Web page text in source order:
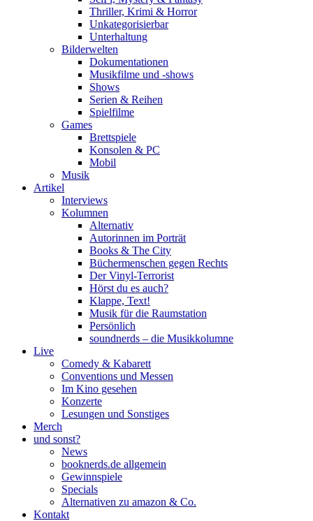
Thriller, Krimi & Horror
Unkategorisierbar
Unterhaltung
Bilderwelten
Dokumentationen
Musikfilme und -shows
Shows
Serien & Reihen
Spielfilme
Games
Brettspiele
Konsolen & PC
Mobil
Musik
Artikel
Interviews
Kolumnen
Alternativ
Autorinnen im Porträt
Books & The City
Büchermenschen gegen Rechts
Der Vinyl-Terrorist
Hörst du es auch?
Klappe, Text!
Musik für die Raumstation
Persönlich
soundnerds – die Musikkolumne
Live
Comedy & Kabarett
Conventions und Messen
Im Kino gesehen
Konzerte
Lesungen und Sonstiges
Merch
und sonst?
News
booknerds.de allgemein
Gewinnspiele
Specials
Alternativen zu amazon & Co.
Kontakt